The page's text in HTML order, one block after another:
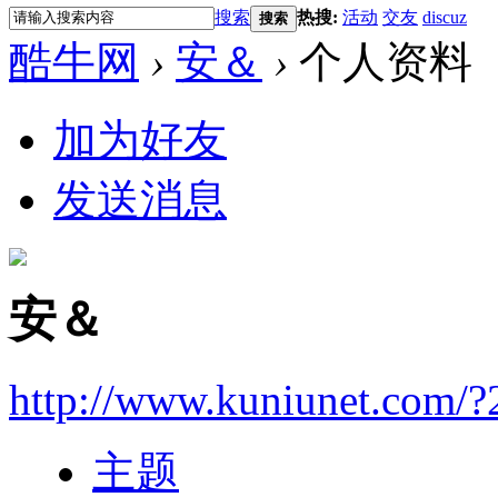
搜索 搜索 热搜: 活动 交友 discuz
酷牛网 › 安＆ › 个人资料
加为好友
发送消息
安＆
http://www.kuniunet.com/
主题